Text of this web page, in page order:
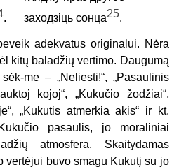
.
заходзіць сонца25.
adekvatus originalui. Nėra
kitų baladžių vertimo. Daugumą
me – „Neliesti!“, „Pasaulinis
kojoj“, „Kukučio žodžiai“,
„Kukutis atmerkia akis“ ir kt.
pasaulis, jo moraliniai
atmosfera. Skaitydamas
vertėjui buvo smagu Kukutį su jo